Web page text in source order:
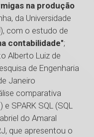
na produção
da Universidade
com o estudo de
contabilidade";
Alberto Luiz de
de Engenharia
Janeiro
comparativa
e SPARK SQL (SQL
do Amaral
que apresentou o